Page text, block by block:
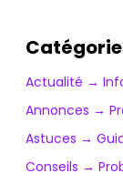
Actualité →
Annonces →
Astuces →
Conseils →